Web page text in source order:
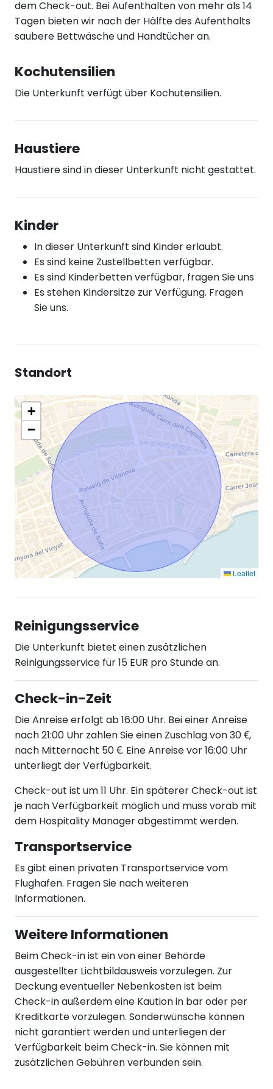
dem Check-out. Bei Aufenthalten von mehr als 14
Tagen bieten wir nach der Hälfte des Aufenthalts
saubere Bettwäsche und Handtücher an.
Kochutensilien
Die Unterkunft verfügt über Kochutensilien.
Haustiere
Haustiere sind in dieser Unterkunft nicht gestattet.
Kinder
In dieser Unterkunft sind Kinder erlaubt.
Es sind keine Zustellbetten verfügbar.
Es sind Kinderbetten verfügbar, fragen Sie uns
Es stehen Kindersitze zur Verfügung. Fragen
Sie uns.
Standort
+
−
Leaflet
Reinigungsservice
Die Unterkunft bietet einen zusätzlichen
Reinigungsservice für 15 EUR pro Stunde an.
Check-in-Zeit
Die Anreise erfolgt ab 16:00 Uhr. Bei einer Anreise
nach 21:00 Uhr zahlen Sie einen Zuschlag von 30 €,
nach Mitternacht 50 €. Eine Anreise vor 16:00 Uhr
unterliegt der Verfügbarkeit.
Check-out ist um 11 Uhr. Ein späterer Check-out ist
je nach Verfügbarkeit möglich und muss vorab mit
dem Hospitality Manager abgestimmt werden.
Transportservice
Es gibt einen privaten Transportservice vom
Flughafen. Fragen Sie nach weiteren
Informationen.
Weitere Informationen
Beim Check-in ist ein von einer Behörde
ausgestellter Lichtbildausweis vorzulegen. Zur
Deckung eventueller Nebenkosten ist beim
Check-in außerdem eine Kaution in bar oder per
Kreditkarte vorzulegen. Sonderwünsche können
nicht garantiert werden und unterliegen der
Verfügbarkeit beim Check-in. Sie können mit
zusätzlichen Gebühren verbunden sein.